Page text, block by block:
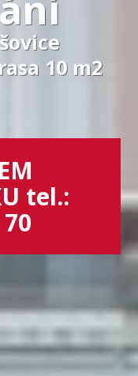
10 m2
tel.: